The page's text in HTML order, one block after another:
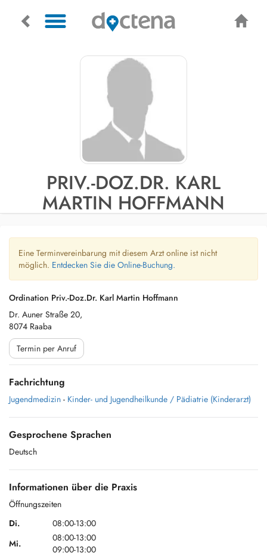
PRIV.-DOZ.DR. KARL
MARTIN HOFFMANN
Eine Terminvereinbarung mit diesem Arzt online ist nicht
möglich. Entdecken Sie die Online-Buchung.
Ordination Priv.-Doz.Dr. Karl Martin Hoffmann
Dr. Auner Straße 20,
8074 Raaba
Termin per Anruf
Fachrichtung
Jugendmedizin - Kinder- und Jugendheilkunde / Pädiatrie (Kinderarzt)
Gesprochene Sprachen
Deutsch
Informationen über die Praxis
Öffnungszeiten
Di.
08:00-13:00
Mi.
08:00-13:00
09:00-13:00